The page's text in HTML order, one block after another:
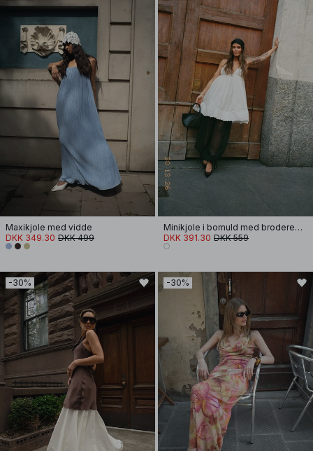
Maxikjole med vidde
DKK 349.30 DKK 499
Minikjole i bomuld med broderede stropper
DKK 391.30 DKK 559
-30% -30%